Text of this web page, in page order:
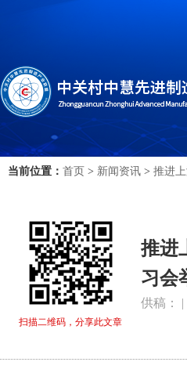
当前位置： 首页 > 新闻资讯 > 推进
扫描二维码，分享此文章
推进
习会
供稿： |